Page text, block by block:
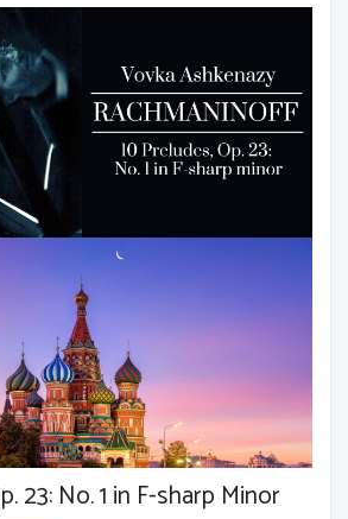
23: No. 1 in F-sharp Minor